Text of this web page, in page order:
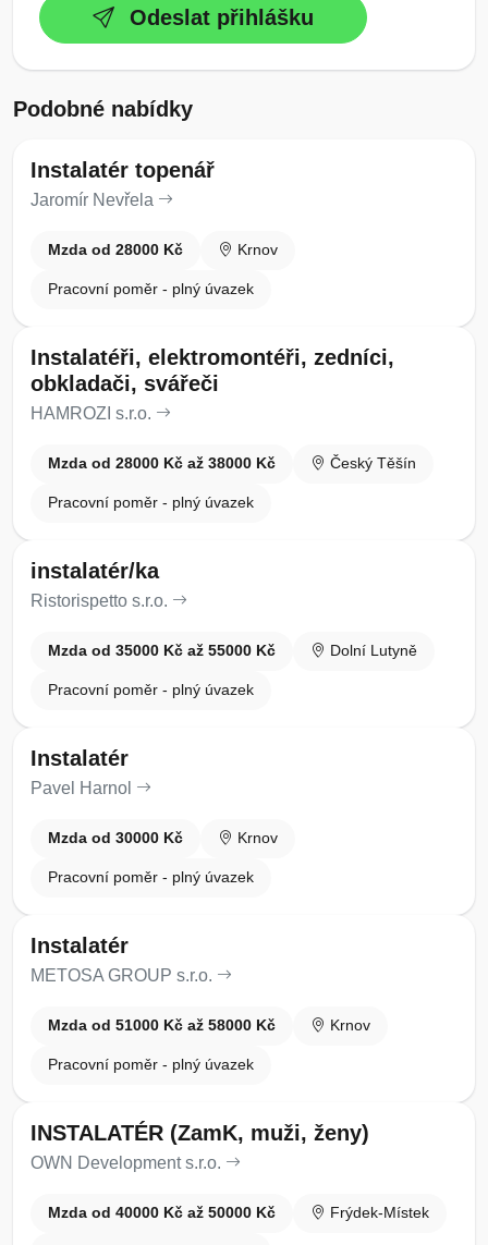
Odeslat přihlášku
Podobné nabídky
Instalatér topenář
Jaromír Nevřela
Mzda od 28000 Kč Krnov
Pracovní poměr - plný úvazek
Instalatéři, elektromontéři, zedníci,
obkladači, svářeči
HAMROZI s.r.o.
Mzda od 28000 Kč až 38000 Kč Český Těšín
Pracovní poměr - plný úvazek
instalatér/ka
Ristorispetto s.r.o.
Mzda od 35000 Kč až 55000 Kč Dolní Lutyně
Pracovní poměr - plný úvazek
Instalatér
Pavel Harnol
Mzda od 30000 Kč Krnov
Pracovní poměr - plný úvazek
Instalatér
METOSA GROUP s.r.o.
Mzda od 51000 Kč až 58000 Kč Krnov
Pracovní poměr - plný úvazek
INSTALATÉR (ZamK, muži, ženy)
OWN Development s.r.o.
Mzda od 40000 Kč až 50000 Kč Frýdek-Místek